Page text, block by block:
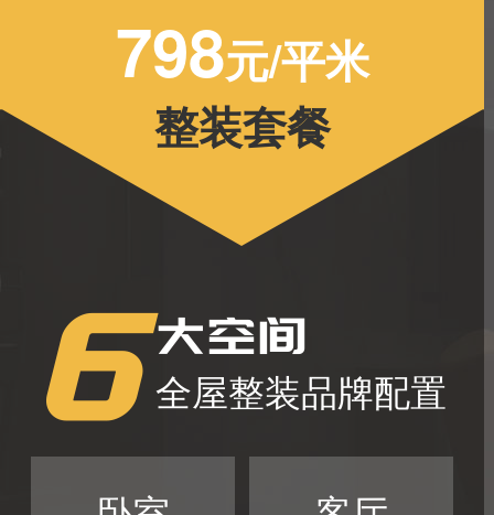
798元/平米
整装套餐
6 大空间
全屋整装品牌配置